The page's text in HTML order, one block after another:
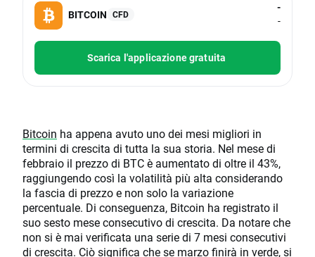
BITCOIN CFD
-
-
Scarica l'applicazione gratuita
Bitcoin ha appena avuto uno dei mesi migliori in
termini di crescita di tutta la sua storia. Nel mese di
febbraio il prezzo di BTC è aumentato di oltre il 43%,
raggiungendo così la volatilità più alta considerando
la fascia di prezzo e non solo la variazione
percentuale. Di conseguenza, Bitcoin ha registrato il
suo sesto mese consecutivo di crescita. Da notare che
non si è mai verificata una serie di 7 mesi consecutivi
di crescita. Ciò significa che se marzo finirà in verde, si